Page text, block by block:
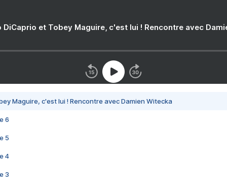
DiCaprio et Tobey Maguire, c'est lui ! Rencontre avec
Maguire, c'est lui ! Rencontre avec Damien Witecka
6
5
4
3